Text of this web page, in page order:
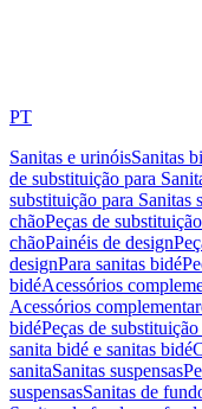
PT
Sanitas e urinóisSanitas
de substituição para
substituição para Sanitas
chãoPeças de
chãoPainéis de design
designPara sanitas bidé
bidéAcessórios
Acessórios
bidéPeças de
sanita bidé e sanitas bidé
sanitaSanitas suspensas
suspensasSanitas de